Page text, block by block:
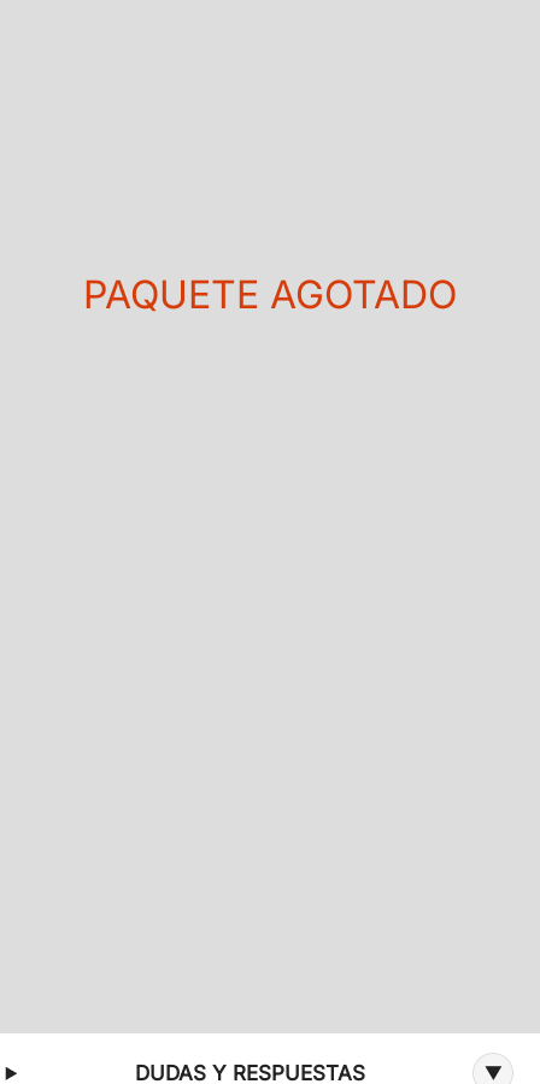
PAQUETE AGOTADO
Información adicional sobre la oferta
DUDAS Y RESPUESTAS